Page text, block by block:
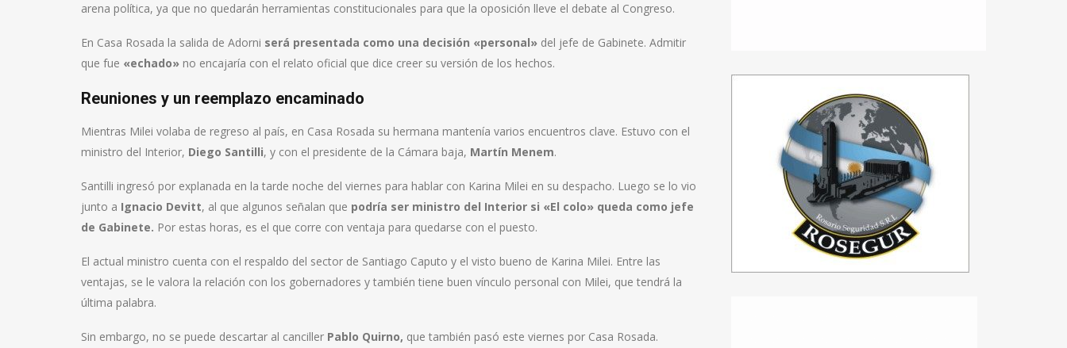
arena política, ya que no quedarán herramientas constitucionales para que la oposición lleve el debate al Congreso.
En Casa Rosada la salida de Adorni será presentada como una decisión «personal» del jefe de Gabinete. Admitir
que fue «echado» no encajaría con el relato oficial que dice creer su versión de los hechos.
Reuniones y un reemplazo encaminado
Mientras Milei volaba de regreso al país, en Casa Rosada su hermana mantenía varios encuentros clave. Estuvo con el
ministro del Interior, Diego Santilli, y con el presidente de la Cámara baja, Martín Menem.
Santilli ingresó por explanada en la tarde noche del viernes para hablar con Karina Milei en su despacho. Luego se lo vio
junto a Ignacio Devitt, al que algunos señalan que podría ser ministro del Interior si «El colo» queda como jefe
de Gabinete. Por estas horas, es el que corre con ventaja para quedarse con el puesto.
El actual ministro cuenta con el respaldo del sector de Santiago Caputo y el visto bueno de Karina Milei. Entre las
ventajas, se le valora la relación con los gobernadores y también tiene buen vínculo personal con Milei, que tendrá la
última palabra.
Sin embargo, no se puede descartar al canciller Pablo Quirno, que también pasó este viernes por Casa Rosada.